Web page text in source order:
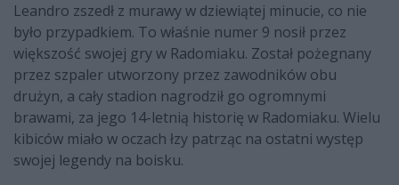
Leandro zszedł z murawy w dziewiątej minucie, co nie
było przypadkiem. To właśnie numer 9 nosił przez
większość swojej gry w Radomiaku. Został pożegnany
przez szpaler utworzony przez zawodników obu
drużyn, a cały stadion nagrodził go ogromnymi
brawami, za jego 14-letnią historię w Radomiaku. Wielu
kibiców miało w oczach łzy patrząc na ostatni występ
swojej legendy na boisku.